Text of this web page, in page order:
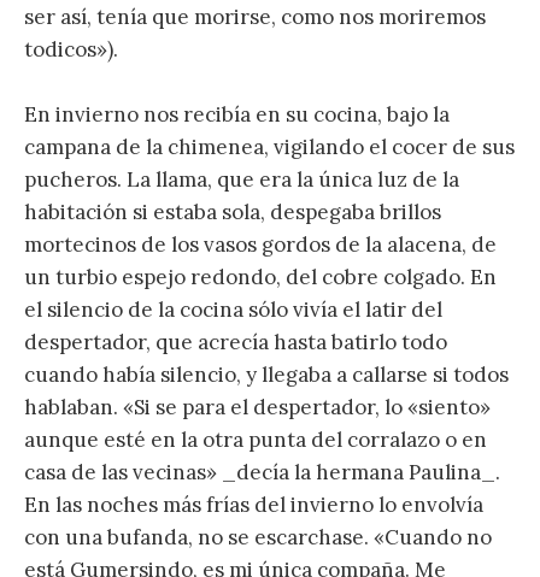
ser así, tenía que morirse, como nos moriremos
todicos»).
En invierno nos recibía en su cocina, bajo la
campana de la chimenea, vigilando el cocer de sus
pucheros. La llama, que era la única luz de la
habitación si estaba sola, despegaba brillos
mortecinos de los vasos gordos de la alacena, de
un turbio espejo redondo, del cobre colgado. En
el silencio de la cocina sólo vivía el latir del
despertador, que acrecía hasta batirlo todo
cuando había silencio, y llegaba a callarse si todos
hablaban. «Si se para el despertador, lo «siento»
aunque esté en la otra punta del corralazo o en
casa de las vecinas» _decía la hermana Paulina_.
En las noches más frías del invierno lo envolvía
con una bufanda, no se escarchase. «Cuando no
está Gumersindo, es mi única compaña. Me